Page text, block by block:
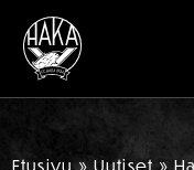
Siirry sisältöön
Etusivu » Uutiset »